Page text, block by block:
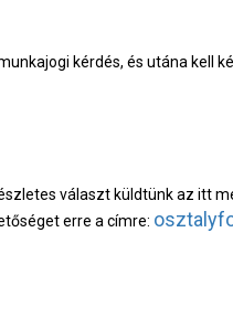
kérdés, és utána kell
választ küldtünk az itt
erre a címre: